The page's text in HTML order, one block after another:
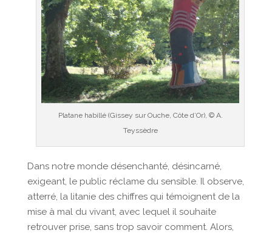
Platane habillé (Gissey sur Ouche, Côte d’Or), © A.
Teyssèdre
Dans notre monde désenchanté, désincarné,
exigeant, le public réclame du sensible. Il observe,
atterré, la litanie des chiffres qui témoignent de la
mise à mal du vivant, avec lequel il souhaite
retrouver prise, sans trop savoir comment. Alors,